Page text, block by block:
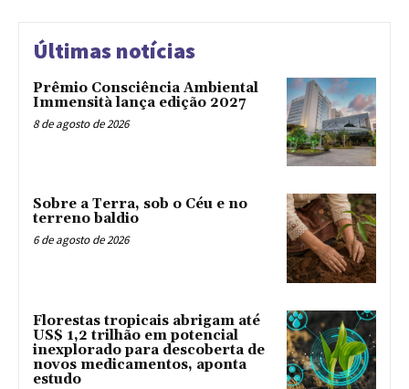
Últimas notícias
Prêmio Consciência Ambiental
Immensità lança edição 2027
8 de agosto de 2026
Sobre a Terra, sob o Céu e no
terreno baldio
6 de agosto de 2026
Florestas tropicais abrigam até
US$ 1,2 trilhão em potencial
inexplorado para descoberta de
novos medicamentos, aponta
estudo